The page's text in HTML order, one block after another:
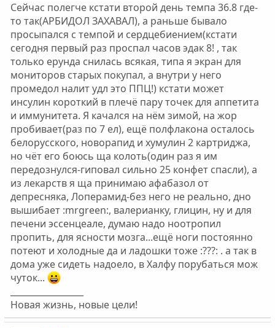
Сейчас полегче кстати второй день темпа 36.8 где-
то так(АРБИДОЛ ЗАХАВАЛ), а раньше бывало
просыпался с темпой и сердцебиением(кстати
сегодня первый раз проспал часов эдак 8! , так
только ерунда снилась всякая, типа я экран для
мониторов старых покупал, а внутри у него
промедол налит удл это ППЦ!) кстати может
инсулин короткий в плечё пару точек для аппетита
и иммунитета. Я качался на нём зимой, на жор
пробивает(раз по 7 ел), ещё полфлакона осталось
белорусского, новорапид и хумулин 2 картриджа,
но чёт его боюсь ща колоть(один раз я им
передознулся-гиповал сильно 25 конфет спасли), а
из лекарств я ща принимаю афабазол от
депресняка, Лоперамид-без него не реально, дно
вышибает :mrgreen:, валерианку, глицин, ну и для
печени эссенцеале, думаю надо ноотропил
пропить, для ясности мозга...ещё ноги постоянно
потеют и холодные да и ладошки тоже :???: . а так в
дома уже сидеть надоело, в Халфу порубаться мож
чуток...
Новая жизнь, новые цели!